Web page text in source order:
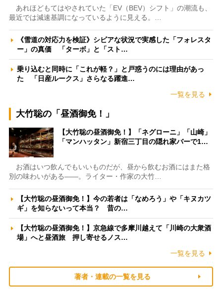
あれほどもてはやされていた「EV（BEV）シフト」の潮流も、
最近では減速基調になっているように見える。…
《雪道の対応力を検証》シビアな状況で実感した「フォレスタ
ー」の真価 「ターボ」と「スト…
乗り込むと同時に「これが軽？」と戸惑うのには理由があっ
た 「日産ルークス」さらなる躍進…
一覧を見る
大竹聡の「昼酒御免！」
【大竹聡の昼酒御免！】「ネグローニ」「山崎」
「マンハッタン」新宿三丁目の隠れ家バーで1…
お酒はいつ飲んでもいいものだが、昼から飲むお酒にはまた格
別の味わいがある――。ライター・作家の大竹…
【大竹聡の昼酒御免！】今の若者は「なめろう」や「キヌカツ
ギ」を知らないって本当？ 昔の…
【大竹聡の昼酒御免！】京急線で多摩川越えて「川崎の大衆酒
場」へと昼酒旅 押し寄せるノス…
一覧を見る
著者・連載の一覧を見る